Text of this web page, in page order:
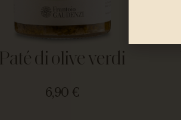
Paté di olive verdi
6,90 €